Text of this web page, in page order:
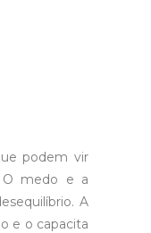
podem vir
O medo e a
A
e o capacita